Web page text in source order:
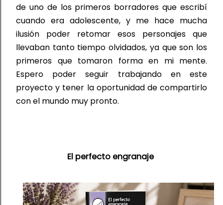
de uno de los primeros borradores que escribí
cuando era adolescente, y me hace mucha
ilusión poder retomar esos personajes que
llevaban tanto tiempo olvidados, ya que son los
primeros que tomaron forma en mi mente.
Espero poder seguir trabajando en este
proyecto y tener la oportunidad de compartirlo
con el mundo muy pronto.
El perfecto engranaje